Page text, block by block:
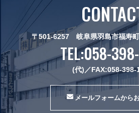
〒501-6257 岐阜県羽島市福寿
TEL:058-
(代)／FAX:058-398-
メールフォームから